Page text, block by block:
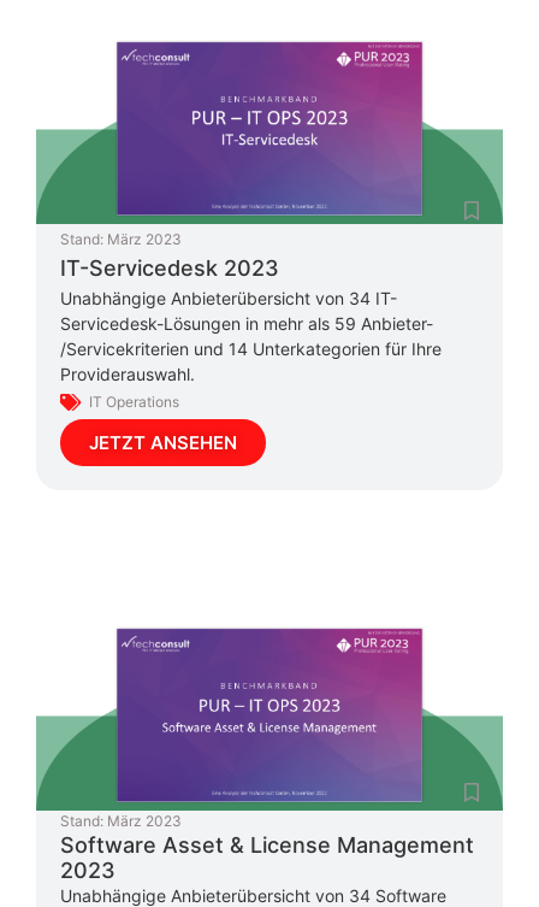
Stand: März 2023
IT-Servicedesk 2023
Unabhängige Anbieterübersicht von 34 IT-
Servicedesk-Lösungen in mehr als 59 Anbieter-
/Servicekriterien und 14 Unterkategorien für Ihre
Providerauswahl.
IT Operations
JETZT ANSEHEN
Stand: März 2023
Software Asset & License Management
2023
Unabhängige Anbieterübersicht von 34 Software